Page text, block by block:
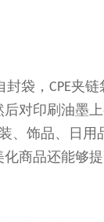
封袋， CPE夹链
对印刷油墨
、饰品、日
商品还能够提